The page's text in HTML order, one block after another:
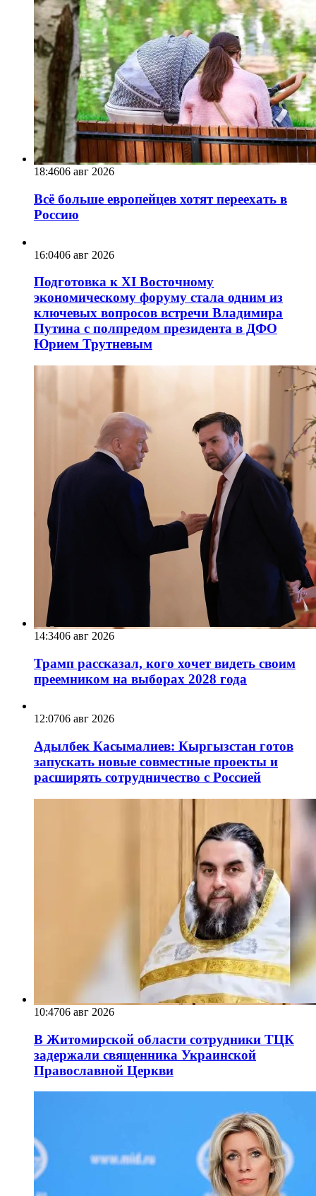
18:4606 авг 2026
Всё больше европейцев хотят переехать в
Россию
16:0406 авг 2026
Подготовка к XI Восточному
экономическому форуму стала одним из
ключевых вопросов встречи Владимира
Путина с полпредом президента в ДФО
Юрием Трутневым
14:3406 авг 2026
Трамп рассказал, кого хочет видеть своим
преемником на выборах 2028 года
12:0706 авг 2026
Адылбек Касымалиев: Кыргызстан готов
запускать новые совместные проекты и
расширять сотрудничество с Россией
10:4706 авг 2026
В Житомирской области сотрудники ТЦК
задержали священника Украинской
Православной Церкви